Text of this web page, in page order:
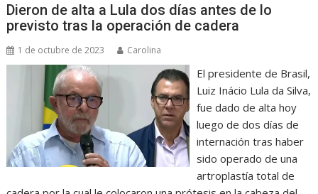
Dieron de alta a Lula dos días antes de lo
previsto tras la operación de cadera
1 de octubre de 2023 Carolina
El presidente de Brasil,
Luiz Inácio Lula da Silva,
fue dado de alta hoy
luego de dos días de
internación tras haber
sido operado de una
artroplastía total de